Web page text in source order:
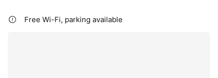
Free Wi-Fi, parking available